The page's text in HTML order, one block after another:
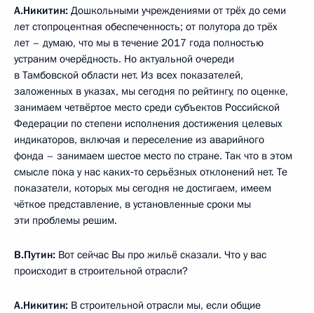
А.Никитин: Дошкольными учреждениями от трёх до семи
лет стопроцентная обеспеченность; от полутора до трёх
лет – думаю, что мы в течение 2017 года полностью
устраним очерёдность. Но актуальной очереди
в Тамбовской области нет. Из всех показателей,
заложенных в указах, мы сегодня по рейтингу, по оценке,
занимаем четвёртое место среди субъектов Российской
Федерации по степени исполнения достижения целевых
индикаторов, включая и переселение из аварийного
фонда – занимаем шестое место по стране. Так что в этом
смысле пока у нас каких‑то серьёзных отклонений нет. Те
показатели, которых мы сегодня не достигаем, имеем
чёткое представление, в установленные сроки мы
эти проблемы решим.
В.Путин: Вот сейчас Вы про жильё сказали. Что у вас
происходит в строительной отрасли?
А.Никитин: В строительной отрасли мы, если общие